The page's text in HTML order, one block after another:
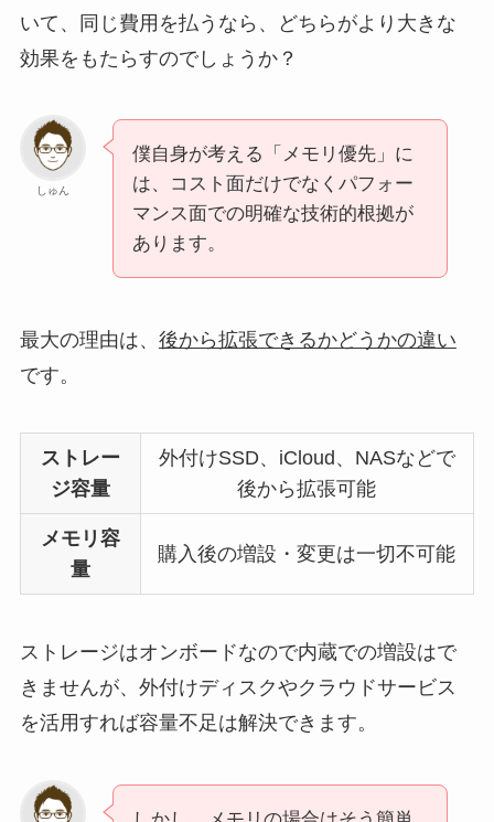
いて、同じ費用を払うなら、どちらがより大きな
効果をもたらすのでしょうか？
しゅん
僕自身が考える「メモリ優先」に
は、コスト面だけでなくパフォー
マンス面での明確な技術的根拠が
あります。
最大の理由は、 後から拡張できるかどうかの違い
です。
ストレー
ジ容量
外付けSSD、iCloud、NASなどで
後から拡張可能
メモリ容
量
購入後の増設・変更は一切不可能
ストレージはオンボードなので内蔵での増設はで
きませんが、外付けディスクやクラウドサービス
を活用すれば容量不足は解決できます。